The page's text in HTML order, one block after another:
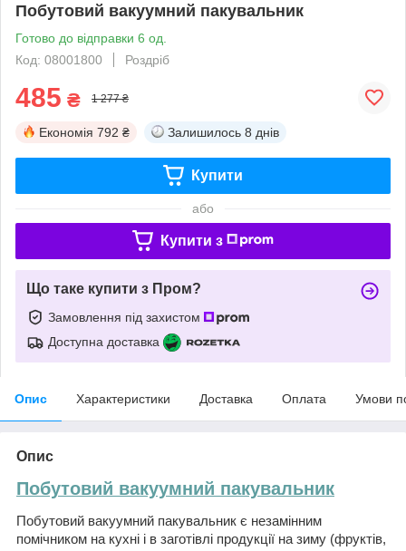
Побутовий вакуумний пакувальник
Готово до відправки 6 од.
Код: 08001800
Роздріб
485 ₴ 1 277 ₴
Економія 792 ₴ Залишилось 8 днів
Купити
або
Купити з
Що таке купити з Пром?
Замовлення під захистом
Доступна доставка
Опис Характеристики Доставка Оплата Умови
Опис
Побутовий вакуумний пакувальник
Побутовий вакуумний пакувальник є незамінним
помічником на кухні і в заготівлі продукції на зиму (фруктів,